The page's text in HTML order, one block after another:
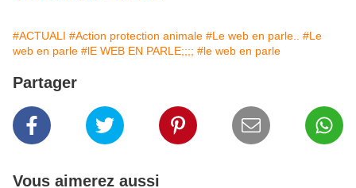
#ACTUALI #Action protection animale #Le web en parle..
#Le
web en parle #lE WEB EN PARLE;;;; #le web en parle
Partager
Vous aimerez aussi